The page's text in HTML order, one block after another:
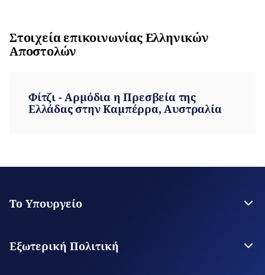
Στοιχεία επικοινωνίας Ελληνικών
Αποστολών
Φίτζι - Αρμόδια η Πρεσβεία της
Ελλάδας στην Καμπέρρα, Αυστραλία
Το Υπουργείο
Στρατηγικό Σχέδιο
Εποπτευόμενοι Οργανισμοί
Εξωτερική Πολιτική